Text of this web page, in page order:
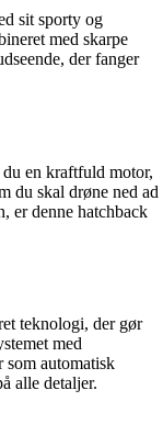
sit sporty og
med skarpe
der fanger
en kraftfuld motor,
du skal drøne ned ad
er denne hatchback
teknologi, der gør
med
som automatisk
alle detaljer.